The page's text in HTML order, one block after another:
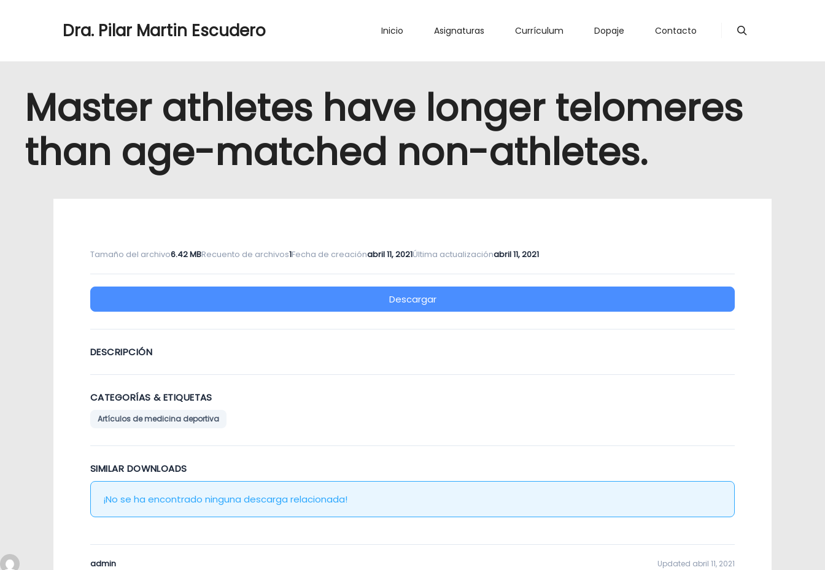
Dra. Pilar Martin Escudero Inicio Asignaturas Currículum Dopaje Contacto
Master athletes have longer telomeres
than age-matched non-athletes.
Tamaño del archivo6.42 MBRecuento de archivos1Fecha de creaciónabril 11, 2021Última actualizaciónabril 11, 2021
Descargar
DESCRIPCIÓN
CATEGORÍAS & ETIQUETAS
Artículos de medicina deportiva
SIMILAR DOWNLOADS
¡No se ha encontrado ninguna descarga relacionada!
admin Updated abril 11, 2021